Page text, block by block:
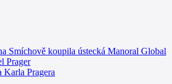
Smíchově koupila ústecká Manoral Global
Prager
Karla Pragera